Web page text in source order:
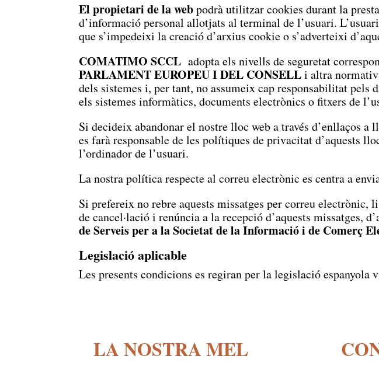
El propietari de la webpodrà utilitzar cookies durant la
d’informació personal allotjats al terminal de l’usuari.
que s’impedeixi la creació d’arxius cookie o s’adverteixi
COMATIMO SCCL adopta els nivells de seguretat
PARLAMENT EUROPEU I DEL CONSELLi altra
dels sistemes i, per tant, no assumeix cap responsabilitat
els sistemes informàtics, documents electrònics o fitxers de
Si decideix abandonar el nostre lloc web a través d’enllaços a
es farà responsable de les polítiques de privacitat d’aquests
l’ordinador de l’usuari.
La nostra política respecte al correu electrònic es centra a
Si prefereix no rebre aquests missatges per correu
de cancel·lació i renúncia a la recepció d’aquests missatges,
de Serveis per a la Societat de la Informació i de Comerç
Legislació aplicable
Les presents condicions es regiran per la legislació
LA NOSTRA MEL